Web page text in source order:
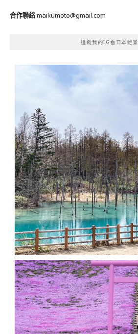
合作聯絡maikumoto@gmail.com
追蹤我的IG看日本絕景